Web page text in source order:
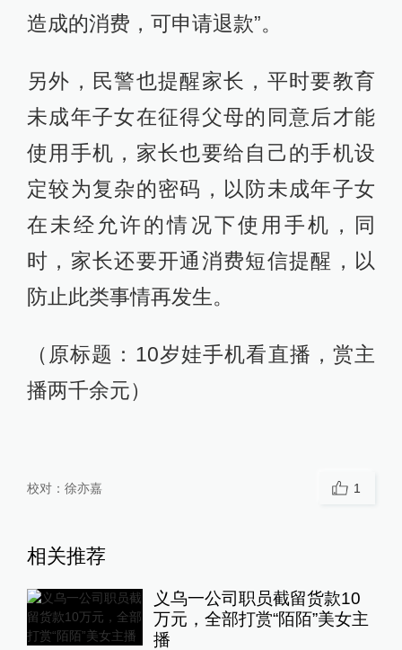
造成的消费，可申请退款”。
另外，民警也提醒家长，平时要教育
未成年子女在征得父母的同意后才能
使用手机，家长也要给自己的手机设
定较为复杂的密码，以防未成年子女
在未经允许的情况下使用手机，同
时，家长还要开通消费短信提醒，以
防止此类事情再发生。
（原标题：10岁娃手机看直播，赏主
播两千余元）
校对： 徐亦嘉 1
相关推荐
义乌一公司职员截留货款10
万元，全部打赏“陌陌”美女主
播